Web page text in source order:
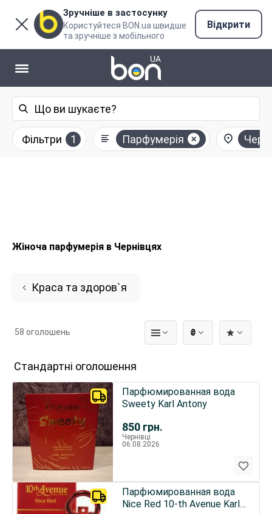
Зручніше в застосунку
Користуйтеся BON.ua швидше
та зручніше з мобільного
Відкрити
Фільтри 1 Парфумерія
Жіноча парфумерія в Чернівцях
Краса та здоров`я
₴
58 оголошень
Стандартні оголошення
850 грн.
Парфюмированная вода
Sweety Karl Antony
Чернівці
06.08.2026
Парфюмированная вода
Nice Red 10-th Avenue Karl